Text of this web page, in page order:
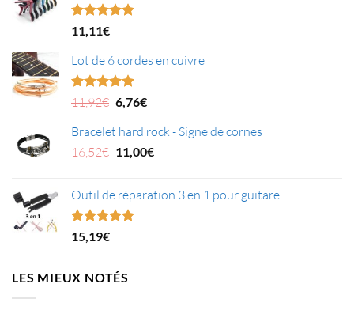
Note4.95
sur 5
11,11€
Lot de 6 cordes en cuivre
Note5.00
sur 5
11,92€ Le
initial
était :
6,76€Le
actuel
est :
Bracelet hard rock - Signe de cornes
16,52€ Le
était :
16,52€.
11,00€Le
est :
Outil de réparation 3 en 1 pour guitare
Note5.00
sur 5
15,19€
LES MIEUX NOTÉS